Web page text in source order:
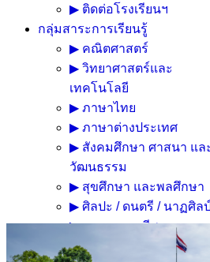
▶ ติดต่อโรงเรียนฯ
กลุ่มสาระการเรียนรู้
▶ คณิตศาสตร์
▶ วิทยาศาสตร์และ
เทคโนโลยี
▶ ภาษาไทย
▶ ภาษาต่างประเทศ
▶ สังคมศึกษา ศาสนา แล
วัฒนธรรม
▶ สุขศึกษา และพลศึกษา
▶ ศิลปะ / ดนตรี / นาฏศิลป์
▶ การงานอาชีพ
▶ ระดับปฐมวัย